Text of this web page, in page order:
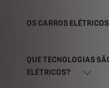
OS CARROS
QUE TECNOLOGIAS
ELÉTRICOS?